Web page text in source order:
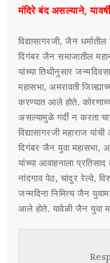
मंदिरे बंद असल्याने,
विद्यासागरजी, जैन
दिगंबर जैन समाजातील
यांच्या तिथीनुसार
महासभा, अमरावती
करण्यात आले होते.
असल्यामुळे गर्दी न करता
विद्यासागरजी महाराज
दिगंबर जैन युवा महासभा,
यांच्या आवाहनाला
नांदगाव पेठ, चांदुर रेल्वे,
जन्मदिना निमित्य जैन
आले होते. यावेळी जैन युवा